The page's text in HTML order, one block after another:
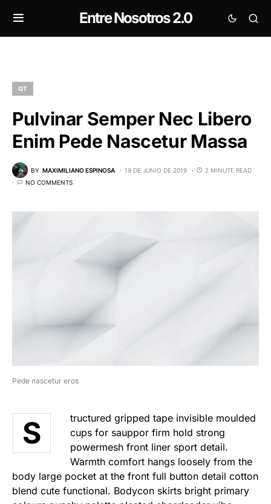
Entre Nosotros 2.0
QT
Pulvinar Semper Nec Libero
Enim Pede Nascetur Massa
BY MAXIMILIANO ESPINOSA 19 DE JUNIO DE 2019
2 MINUTE READ
NO COMMENTS
Pede nascetur eros
S
tructured gripped tape invisible moulded
cups for sauppor firm hold strong
powermesh front liner sport detail.
Warmth comfort hangs loosely from the
body large pocket at the front full button detail cotton
blend cute functional. Bodycon skirts bright primary